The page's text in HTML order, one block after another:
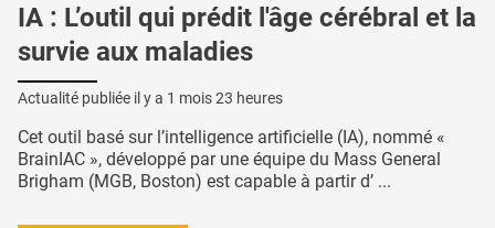
IA : L’outil qui prédit l'âge cérébral et la
survie aux maladies
Actualité publiée il y a 1 mois 23 heures
Cet outil basé sur l’intelligence artificielle (IA), nommé «
BrainIAC », développé par une équipe du Mass General
Brigham (MGB, Boston) est capable à partir d’ ...